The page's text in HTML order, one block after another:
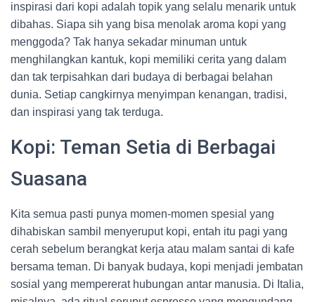
inspirasi dari kopi adalah topik yang selalu menarik untuk
dibahas. Siapa sih yang bisa menolak aroma kopi yang
menggoda? Tak hanya sekadar minuman untuk
menghilangkan kantuk, kopi memiliki cerita yang dalam
dan tak terpisahkan dari budaya di berbagai belahan
dunia. Setiap cangkirnya menyimpan kenangan, tradisi,
dan inspirasi yang tak terduga.
Kopi: Teman Setia di Berbagai
Suasana
Kita semua pasti punya momen-momen spesial yang
dihabiskan sambil menyeruput kopi, entah itu pagi yang
cerah sebelum berangkat kerja atau malam santai di kafe
bersama teman. Di banyak budaya, kopi menjadi jembatan
sosial yang mempererat hubungan antar manusia. Di Italia,